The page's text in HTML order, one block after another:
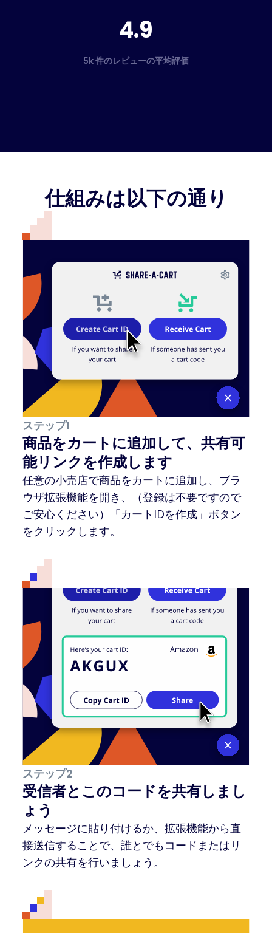
4.9
5k 件のレビューの平均評価
仕組みは以下の通り
ステップ1
商品をカートに追加して、共有可
能リンクを作成します
任意の小売店で商品をカートに追加し、ブラ
ウザ拡張機能を開き、（登録は不要ですので
ご安心ください）「カートIDを作成」ボタン
をクリックします。
ステップ2
受信者とこのコードを共有しまし
ょう
メッセージに貼り付けるか、拡張機能から直
接送信することで、誰とでもコードまたはリ
ンクの共有を行いましょう。